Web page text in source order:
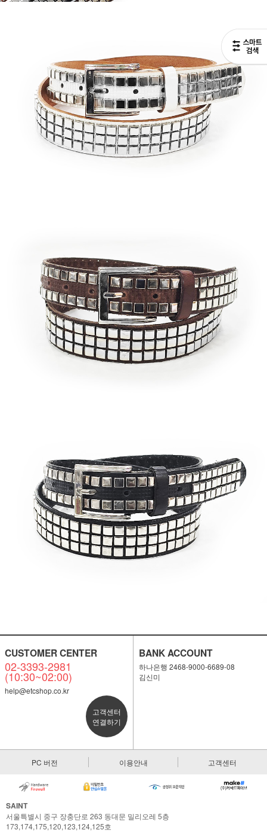
CUSTOMER CENTER
02-3393-2981
(10:30~02:00)
help@etcshop.co.kr
고객센터
연결하기
BANK ACCOUNT
하나은행 2468-9000-6689-08
김신미
PC 버전 이용안내 고객센터
SAINT
서울특별시 중구 장충단로 263 동대문 밀리오레 5층
173,174,175,120,123,124,125호